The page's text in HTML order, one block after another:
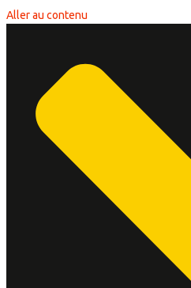
Aller au contenu